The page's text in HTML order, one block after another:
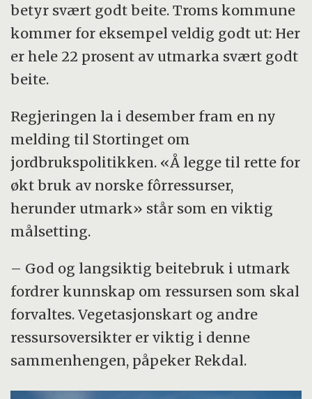
betyr svært godt beite. Troms kommune
kommer for eksempel veldig godt ut: Her
er hele 22 prosent av utmarka svært godt
beite.
Regjeringen la i desember fram en ny
melding til Stortinget om
jordbrukspolitikken. «Å legge til rette for
økt bruk av norske fôrressurser,
herunder utmark» står som en viktig
målsetting.
– God og langsiktig beitebruk i utmark
fordrer kunnskap om ressursen som skal
forvaltes. Vegetasjonskart og andre
ressursoversikter er viktig i denne
sammenhengen, påpeker Rekdal.